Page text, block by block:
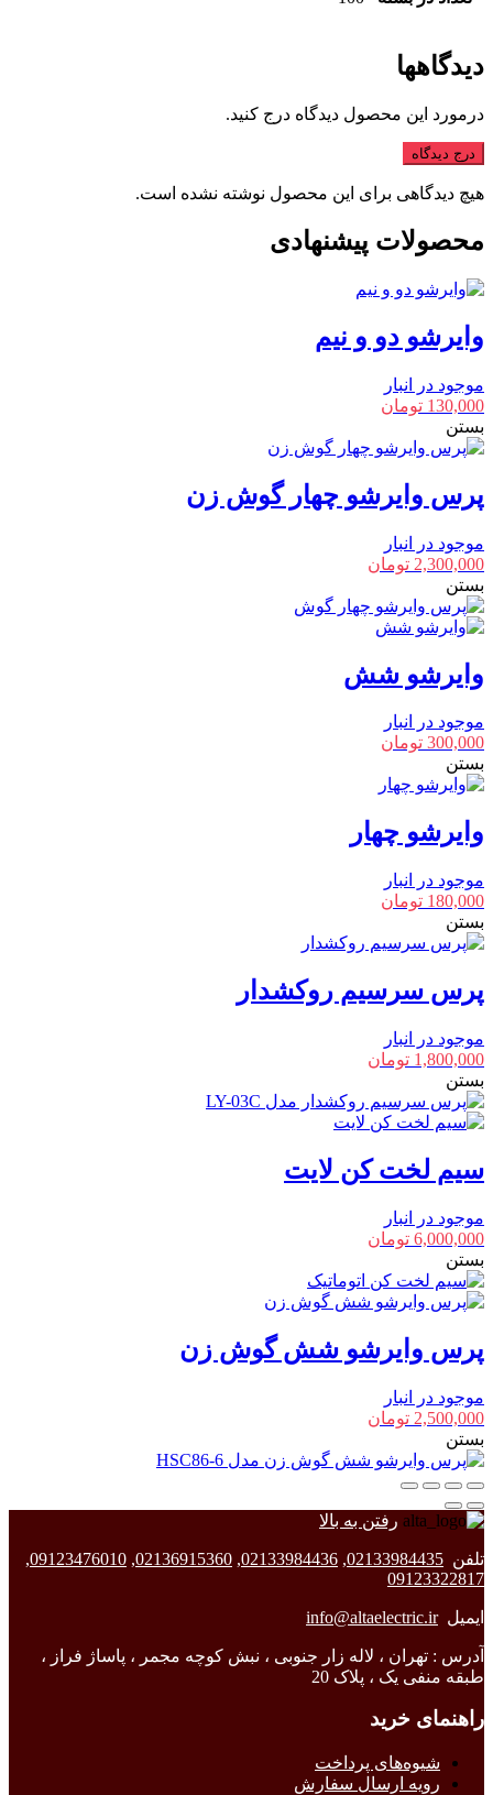
دیدگاهها
درمورد این محصول دیدگاه درج کنید.
درج دیدگاه
هیچ دیدگاهی برای این محصول نوشته نشده است.
محصولات پیشنهادی
وایرشو دو و نیم
موجود در انبار
130,000 تومان
بستن
پرس وایرشو چهار گوش زن
موجود در انبار
2,300,000 تومان
بستن
وایرشو شش
موجود در انبار
300,000 تومان
بستن
وایرشو چهار
موجود در انبار
180,000 تومان
بستن
پرس سرسیم روکشدار
موجود در انبار
1,800,000 تومان
بستن
سیم لخت کن لایت
موجود در انبار
6,000,000 تومان
بستن
پرس وایرشو شش گوش زن
موجود در انبار
2,500,000 تومان
بستن
رفتن به بالا
تلفن 02133984435
,
02133984436
,
02136915360
,
09123476010
,
09123322817
ایمیلinfo@altaelectric.ir
آدرس : تهران ، لاله زار جنوبی ، نبش کوچه مجمر ، پاساژ فراز ،
طبقه منفی یک ، پلاک 20
راهنمای خرید
شیوه‌های پرداخت
رویه ارسال سفارش